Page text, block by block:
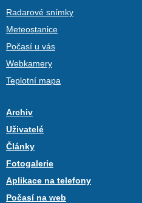
Radarové snímky
Meteostanice
Počasí u vás
Webkamery
Teplotní mapa
Archiv
Uživatelé
Články
Fotogalerie
Aplikace na telefony
Počasí na web